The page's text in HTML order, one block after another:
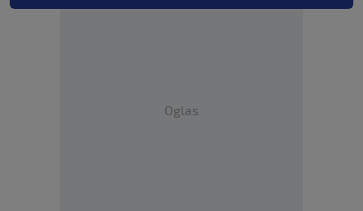
Oglas